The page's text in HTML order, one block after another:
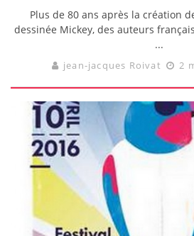
Plus de 80 ans après la création
dessinée Mickey, des auteurs
...
jean-jacques Roivat 2